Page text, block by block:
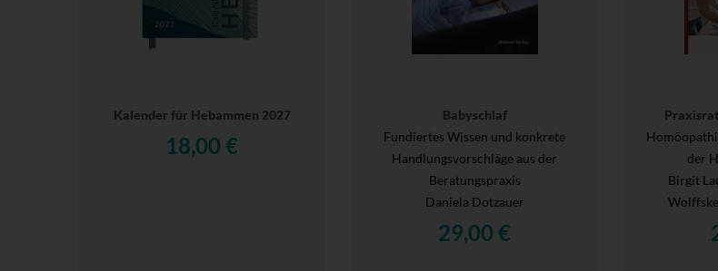
Kalender für Hebammen 2027
18,00 €
Babyschlaf
Fundiertes Wissen und konkrete
Handlungsvorschläge aus der
Beratungspraxis
Daniela Dotzauer
29,00 €
der
Birgit